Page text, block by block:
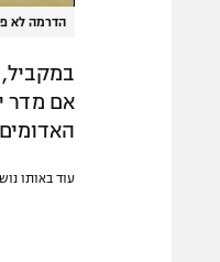
הדרמה לא
במקביל,
עוד באותו